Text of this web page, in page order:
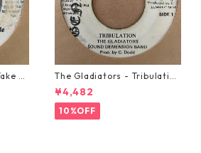
A
The Gladiators - Tribulation
【7-21365】
¥4,482
10%OFF